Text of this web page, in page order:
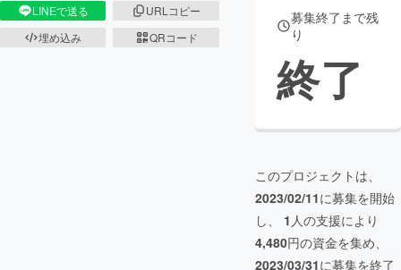
LINEで送る
URLコピー
埋め込み
QRコード
募集終了まで残
り
終了
このプロジェクトは、
2023/02/11に募集を開始
し、 1 人の支援により
4,480円の資金を集め、
2023/03/31に募集を終了